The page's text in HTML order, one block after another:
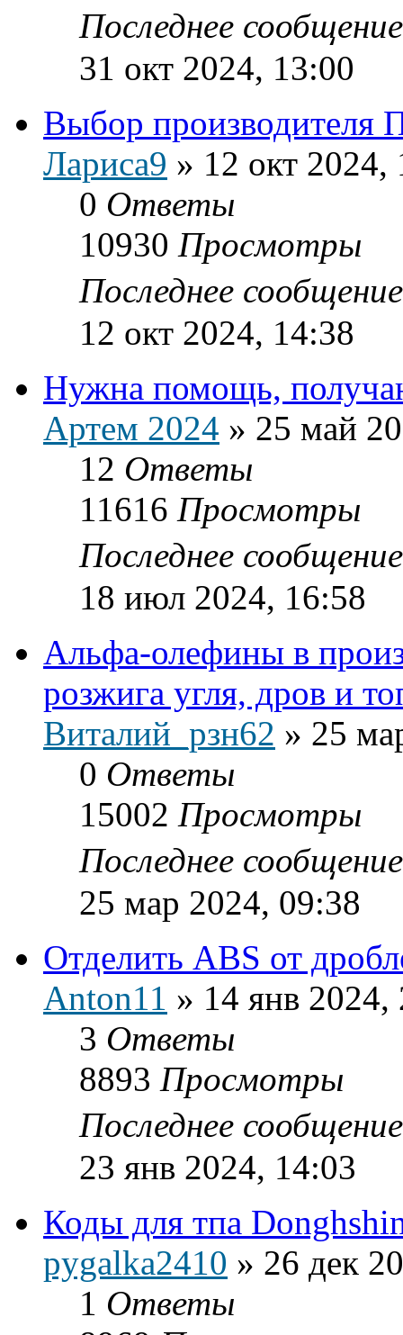
Последнее
31 окт 2024, 13:00
Выбор
Лариса9 » 12 окт 2024,
0 Ответы
10930 Просмотры
Последнее
12 окт 2024, 14:38
Нужна помощь,
Артем 2024 » 25 май
12 Ответы
11616 Просмотры
Последнее
18 июл 2024, 16:58
Альфа-олефины в
розжига угля, дров и
Виталий_рзн62 » 25
0 Ответы
15002 Просмотры
Последнее
25 мар 2024, 09:38
Отделить ABS от
Anton11 » 14 янв 2024,
3 Ответы
8893 Просмотры
Последнее
23 янв 2024, 14:03
Коды для тпа
pygalka2410 » 26 дек
1 Ответы